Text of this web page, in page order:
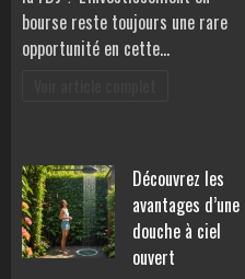
bourse reste toujours une rare
opportunité en cette…
Découvrez les
avantages d’une
douche à ciel
ouvert